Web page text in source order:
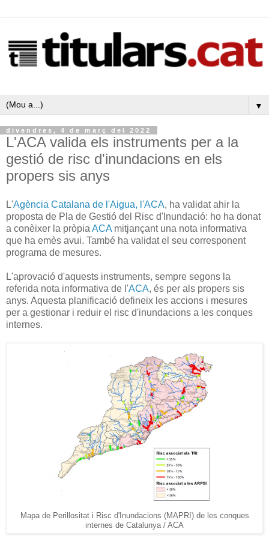
▼
divendres, 4 de març del 2022
L'ACA valida els instruments per a la
gestió de risc d'inundacions en els
propers sis anys
L'Agència Catalana de l'Aigua, l'ACA, ha validat ahir la
proposta de Pla de Gestió del Risc d'Inundació: ho ha donat
a conèixer la pròpia ACA mitjançant una nota informativa
que ha emès avui. També ha validat el seu corresponent
programa de mesures.
L'aprovació d'aquests instruments, sempre segons la
referida nota informativa de l'ACA, és per als propers sis
anys. Aquesta planificació defineix les accions i mesures
per a gestionar i reduir el risc d'inundacions a les conques
internes.
Mapa de Perillositat i Risc d'Inundacions (MAPRI) de les conques
internes de Catalunya / ACA